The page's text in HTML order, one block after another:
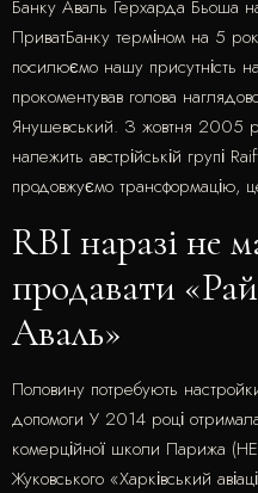
Банку Аваль Герхарда Бьоша
ПриватБанку терміном на 5
посилюємо нашу присутність
прокоментував голова
Янушевський. З жовтня 2005
належить австрійській групі
продовжуємо трансформацію,
RBI наразі не
продавати
Аваль»
Половину потребують
допомоги У 2014 році
комерційної школи Парижа
Жуковського «Харківський